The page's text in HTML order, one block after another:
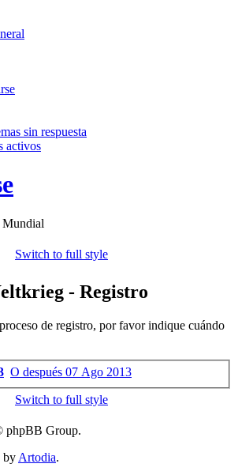
sin respuesta
activos
Mundial
Switch to full style
- Registro
de registro, por favor indique cuándo
O después 07 Ago 2013
Switch to full style
phpBB Group.
by Artodia.